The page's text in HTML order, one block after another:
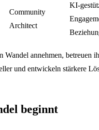
Community
Architect
KI-
Wandel annehmen, betreuen
und entwickeln stärkere
beginnt